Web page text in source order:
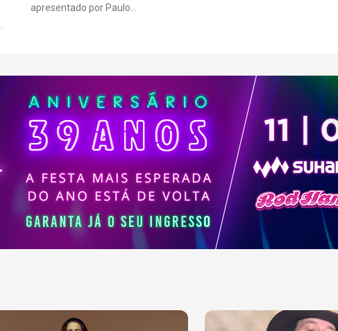
apresentado por Paulo
Soul ao House.
Lançamentos e histórias
sobre artistas e
movimentos que
nasceram a partir do jazz
e ajudaram a moldar a
música contemporânea.